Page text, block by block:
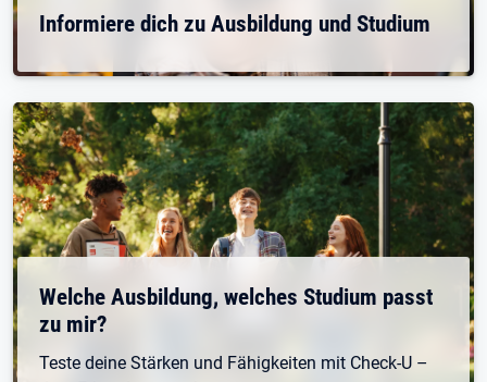
Informiere dich zu Ausbildung und Studium
Welche Ausbildung, welches Studium passt
zu mir?
Teste deine Stärken und Fähigkeiten mit Check-U –